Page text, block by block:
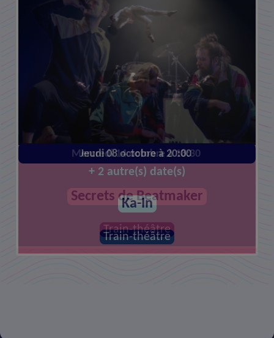
Jeudi 08 octobre à 20:00
+ 2 autre(s) date(s)
Ka-In
Train-théâtre
Mercredi 14 octobre à 18:30
Secrets de Beatmaker
Train-théâtre